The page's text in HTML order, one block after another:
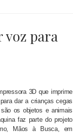
voz para
3D que imprime
dar a crianças cegas
os objetos e animais
faz parte do projeto
Mãos à Busca, em